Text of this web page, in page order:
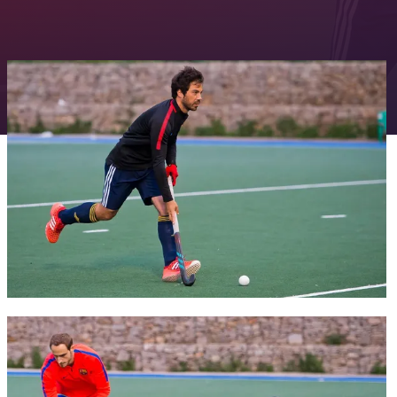
FC Barcelona club badge
FC Barcelona club badge